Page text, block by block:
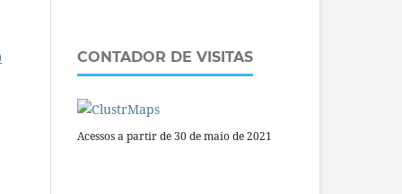
CONTADOR DE VISITAS
Acessos a partir de 30 de maio de 2021